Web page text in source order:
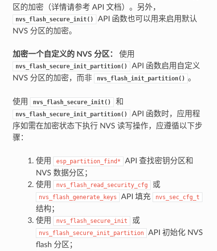
区的加密（详情请参考 API 文档）。另外，
nvs_flash_secure_init()
API 函数也可以用来启用默认
NVS 分区的加密。
加密一个自定义的 NVS 分区： 使用
nvs_flash_secure_init_partition()
API 函数启用自定义
NVS 分区的加密，而非
nvs_flash_init_partition() 。
使用 nvs_flash_secure_init() 和
nvs_flash_secure_init_partition()
API 函数时，应用程
序如需在加密状态下执行 NVS 读写操作，应遵循以下步
骤：
使用 esp_partition_find*
API 查找密钥分区和
NVS 数据分区；
使用
nvs_flash_read_security_cfg 或
nvs_flash_generate_keys API 填充 nvs_sec_cfg_t
结构；
使用
nvs_flash_secure_init 或
nvs_flash_secure_init_partition
API 初始化 NVS
flash 分区；